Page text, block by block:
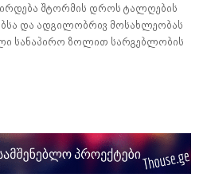
შტორმის დროს ტალღების
და ადგილობრივ მოსახლეობას
სანაპირო ზოლით სარგებლობის